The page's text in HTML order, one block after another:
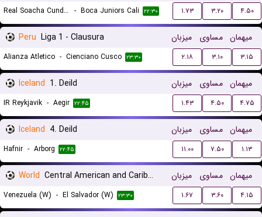
Real Soacha Cundinamarca - Boca Juniors Cali ۲۲:۳۰ ۱.۷۳ ۳.۲۰ ۴.۵۰
Peru Liga 1 - Clausura میزبان مساوی میهمان
Alianza Atletico - Cienciano Cusco ۲۳:۳۰ ۲.۱۸ ۳.۱۰ ۳.۱۵
Iceland 1. Deild میزبان مساوی میهمان
IR Reykjavik - Aegir ۲۲:۴۵ ۱.۴۳ ۴.۵۰ ۴.۷۵
Iceland 4. Deild میزبان مساوی میهمان
Hafnir - Arborg ۲۲:۴۵ ۱۱.۰۰ ۷.۵۰ ۱.۱۳
World Central American and Caribbean Games Women میزبان مساوی میهمان
Venezuela (W) - El Salvador (W) ۲۳:۳۰ ۱.۶۷ ۳.۶۰ ۴.۱۵